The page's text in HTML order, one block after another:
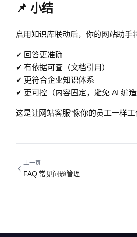
📌 小结
启用知识库联动后，你的网站助手
✔ 回答更准确
✔ 有依据可查（文档引用）
✔ 更符合企业知识体系
✔ 更可控（内容固定，避免 AI 编造
这是让网站客服“像你的员工一样工
上一页
FAQ 常见问题管理